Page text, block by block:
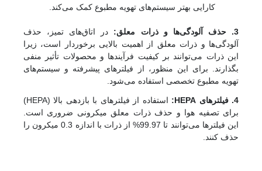
کارایی بهتر سیستم‌های تهویه مطبوع کمک می‌کند.
3. حذف آلودگی‌ها و ذرات معلق:
در اتاق‌های تمیز، حذف
آلودگی‌ها و ذرات معلق از اهمیت بالایی برخوردار است، زیرا
این ذرات می‌توانند بر کیفیت فرآیندها و محصولات تأثیر منفی
بگذارند. برای این منظور، از فیلترهای پیشرفته و سیستم‌های
تهویه مطبوع تخصصی استفاده می‌شود.
4. فیلترهای HEPA:
استفاده از فیلترهای با بازدهی بالا (HEPA)
برای تصفیه هوا و حذف ذرات معلق میکرونی ضروری است.
این فیلترها می‌توانند تا 99.97% از ذرات با اندازه 0.3 میکرون را
حذف کنند.